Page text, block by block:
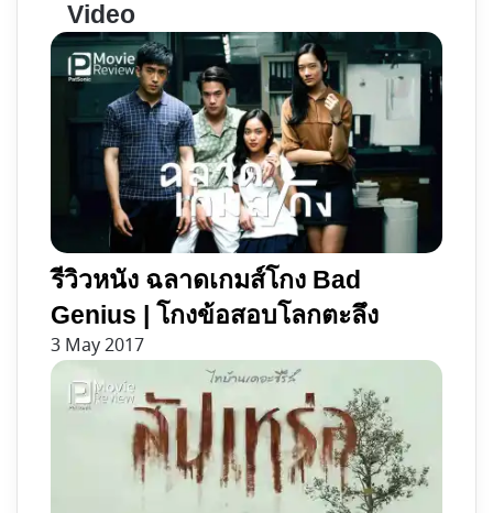
หัวใจ
บน Prime
Video
Video
รีวิวหนัง ฉลาดเกมส์โกง Bad
Genius | โกงข้อสอบ​โลกตะลึง
3 May 2017